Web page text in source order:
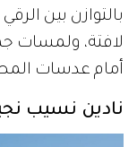
بالتوازن بين
لافتة، ولمسات
أمام عدسات
نادين نسيب